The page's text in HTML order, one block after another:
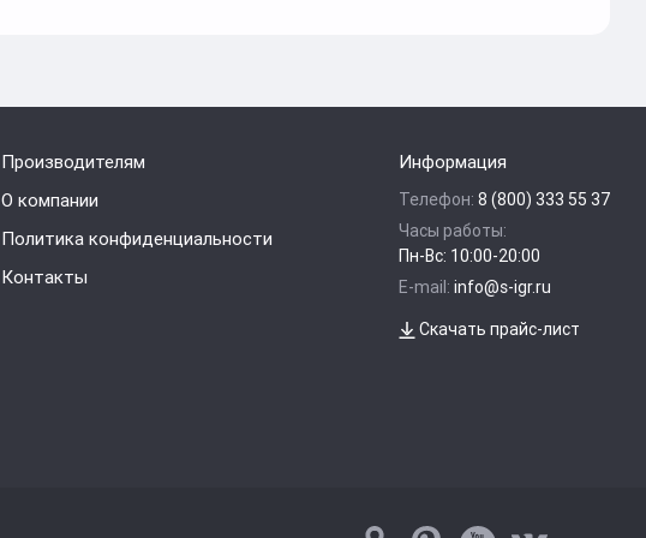
Производителям
О компании
Политика конфиденциальности
Контакты
Информация
Телефон: 8 (800) 333 55 37
Часы работы:
Пн-Вс: 10:00-20:00
E-mail: info@s-igr.ru
Скачать прайс-лист